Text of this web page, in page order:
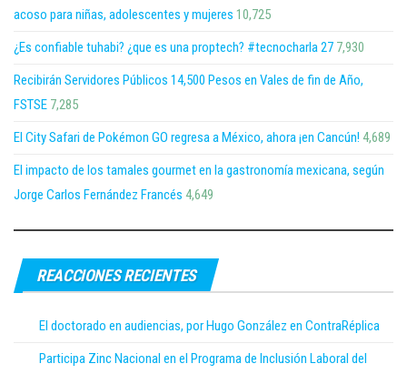
acoso para niñas, adolescentes y mujeres 10,725
¿Es confiable tuhabi? ¿que es una proptech? #tecnocharla 27 7,930
Recibirán Servidores Públicos 14,500 Pesos en Vales de fin de Año,
FSTSE 7,285
El City Safari de Pokémon GO regresa a México, ahora ¡en Cancún! 4,689
El impacto de los tamales gourmet en la gastronomía mexicana, según
Jorge Carlos Fernández Francés 4,649
REACCIONES RECIENTES
El doctorado en audiencias, por Hugo González en ContraRéplica
Participa Zinc Nacional en el Programa de Inclusión Laboral del